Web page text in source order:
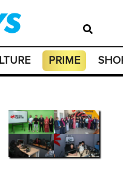
PRIME